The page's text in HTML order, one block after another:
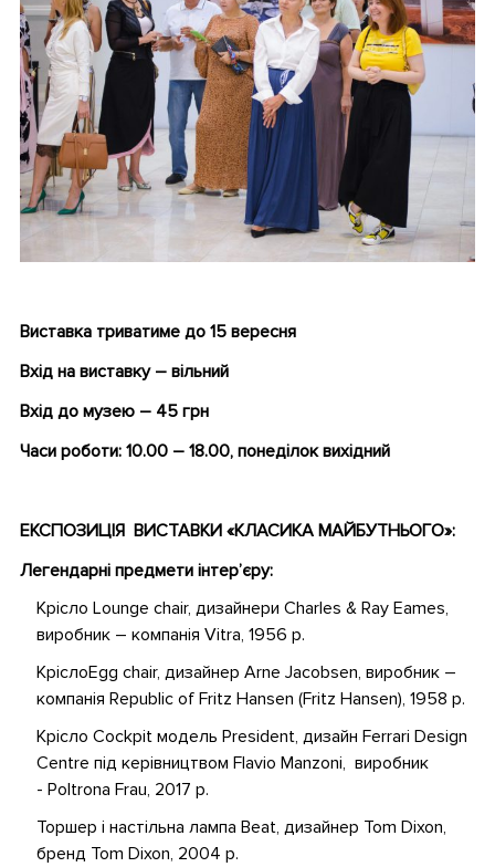
Виставка триватиме до 15 вересня
Вхід на виставку – вільний
Вхід до музею – 45 грн
Часи роботи: 10.00 – 18.00, понеділок вихідний
ЕКСПОЗИЦІЯ ВИСТАВКИ «КЛАСИКА МАЙБУТНЬОГО»:
Легендарні предмети інтер’єру:
Крісло Lounge chair, дизайнери Charles & Ray Eames,
виробник – компанія Vitra, 1956 р.
КріслоEgg chair, дизайнер Arne Jacobsen, виробник –
компанія Republic of Fritz Hansen (Fritz Hansen), 1958 р.
Крісло Cockpit модель President, дизайн Ferrari Design
Centre під керівництвом Flavio Manzoni, виробник
- Poltrona Frau, 2017 р.
Торшер і настільна лампа Beat, дизайнер Tom Dixon,
бренд Tom Dixon, 2004 р.